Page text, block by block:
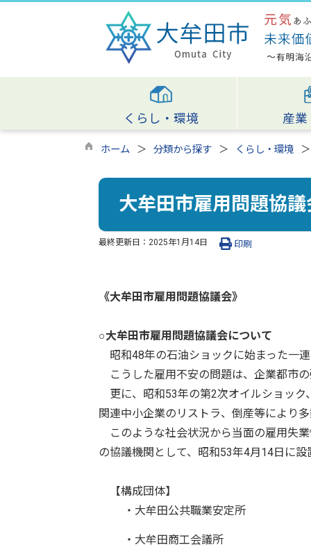
くらし・環境 産業
ホーム 分類から探す くらし・環境
大牟田市雇用問題協
最終更新日： 2025年1月14日 印刷
《大牟田市雇用問題協議会》
○大牟田市雇用問題協議会について
昭和48年の石油ショックに始まった一
こうした雇用不安の問題は、企業都市
更に、昭和53年の第2次オイルショック
関連中小企業のリストラ、倒産等により
このような社会状況から当面の雇用失
の協議機関として、昭和53年4月14日に設
【構成団体】
・大牟田公共職業安定所
・大牟田商工会議所